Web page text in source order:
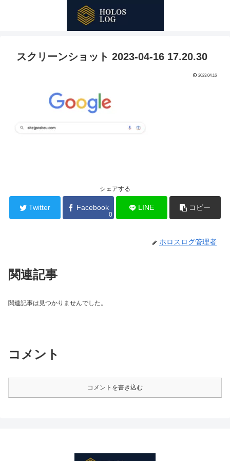
スクリーンショット 2023-04-16 17.20.30
2023.04.16
シェアする
Twitter Facebook
0
LINE コピー
ホロスログ管理者
関連記事
関連記事は見つかりませんでした。
コメント
コメントを書き込む